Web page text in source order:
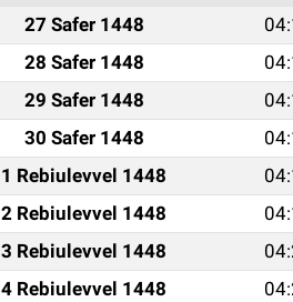
27 Safer 1448
28 Safer 1448
29 Safer 1448
30 Safer 1448
1 Rebiulevvel 1448
2 Rebiulevvel 1448
3 Rebiulevvel 1448
4 Rebiulevvel 1448